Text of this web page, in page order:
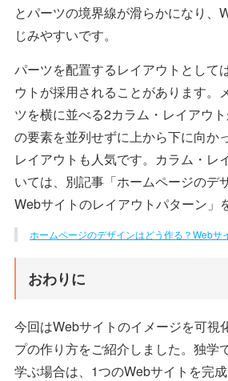
とパーツの境界線が滑らかになり、
じみやすいです。
パーツを配置するレイアウトとして
ウトが採用されることがあります。
ツを横に並べる2カラム・レイアウ
の要素を並列せずに上から下に向か
レイアウトも人気です。カラム・レ
いては、別記事「ホームページのデ
Webサイトのレイアウトパターン」
ホームページのデザインはどう作る？Webサ
おわりに
今回はWebサイトのイメージを可視
プの作り方をご紹介しました。独学
学ぶ場合は、1つのWebサイトを完